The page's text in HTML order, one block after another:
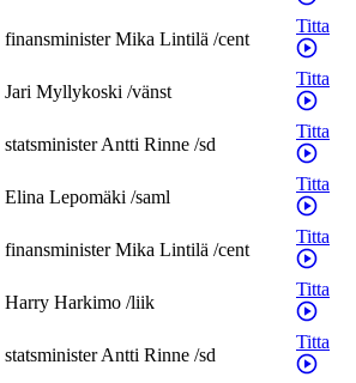
finansminister Mika Lintilä /cent
Titta
Jari Myllykoski /vänst
Titta
statsministerAntti Rinne /sd
Titta
Elina Lepomäki /saml
Titta
finansminister Mika Lintilä /cent
Titta
Harry Harkimo /liik
Titta
statsministerAntti Rinne /sd
Titta